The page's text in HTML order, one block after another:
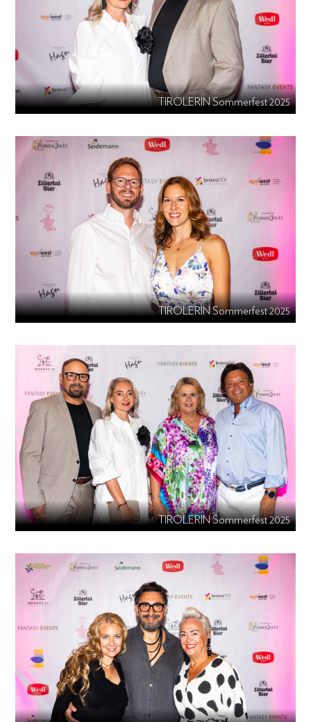
TIROLERIN Sommerfest 2025
TIROLERIN Sommerfest 2025
TIROLERIN Sommerfest 2025